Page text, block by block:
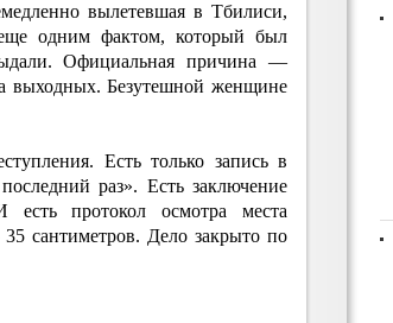
вылетевшая в Тбилиси,
еще одним фактом, который был
Официальная причина —
выходных. Безутешной женщине
Есть только запись в
раз». Есть заключение
протокол осмотра места
сантиметров. Дело закрыто по